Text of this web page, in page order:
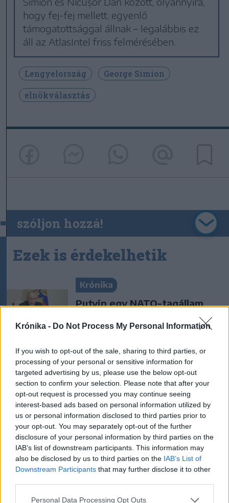
Krónika - Do Not Process My Personal Information
If you wish to opt-out of the sale, sharing to third parties, or
processing of your personal or sensitive information for
targeted advertising by us, please use the below opt-out
section to confirm your selection. Please note that after your
opt-out request is processed you may continue seeing
interest-based ads based on personal information utilized by
us or personal information disclosed to third parties prior to
your opt-out. You may separately opt-out of the further
disclosure of your personal information by third parties on the
IAB’s list of downstream participants. This information may
also be disclosed by us to third parties on the IAB’s List of
Downstream Participants that may further disclose it to other
Personal Data Processing Opt Outs
hogy fej-fej mellett, egyenlő
támogatottsággal állnak – legalábbis ez
áll az AtlasIntel friss felmérésében.
Lengyelország
George Simion
elnökválasztás
szóljon hozzá!
Ezek is érdekelhetik
Krónika
Putyin egy NATO-tagállam
megtámadására készül az
amerikai hírszerzés szerint
Krónika
„A legerősebb garancia” –
Megnevezte államfőjelöltjét
a Tisza Párt
Székelyhon
Vaddisznó szaladt le a
budapesti metróba, felszállt
az egyik kocsira, majd
kilőtték – videóval